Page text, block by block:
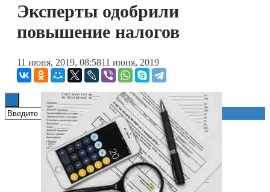
Книги
Эксперты одобрили
повышение налогов
11 июня, 2019, 08:5811 июня, 2019